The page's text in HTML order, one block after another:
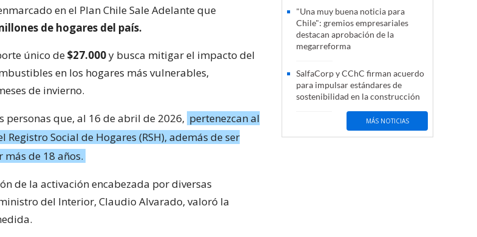
en el Plan Chile Sale Adelante que
de hogares del país.
único de$27.000y busca mitigar el impacto del
en los hogares más vulnerables,
de invierno.
personas que, al 16 de abril de 2026, pertenezcan al
Registro Social de Hogares (RSH), además de ser
más de 18 años.
de la activación encabezada por diversas
del Interior, Claudio Alvarado, valoró la
"Una muy buena noticia para
Chile": gremios empresariales
destacan aprobación de la
megarreforma
SalfaCorp y CChC firman acuerdo
para impulsar estándares de
sostenibilidad en la construcción
MÁS NOTICIAS